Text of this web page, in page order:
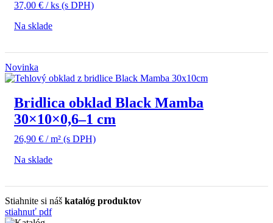
37,00 € / ks (s DPH)
Na sklade
Novinka
Bridlica obklad Black Mamba
30×10×0,6–1 cm
26,90 € / m² (s DPH)
Na sklade
Stiahnite si náš katalóg produktov
stiahnuť pdf